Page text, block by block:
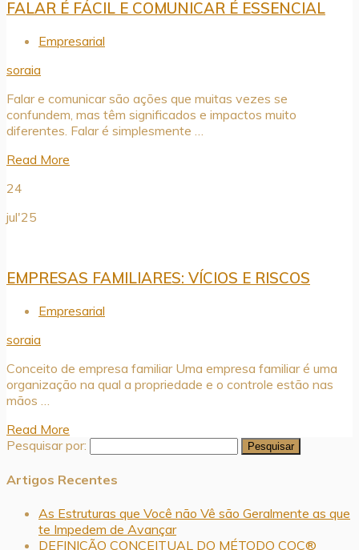
FALAR É FÁCIL E COMUNICAR É ESSENCIAL
Empresarial
soraia
Falar e comunicar são ações que muitas vezes se
confundem, mas têm significados e impactos muito
diferentes. Falar é simplesmente …
Read More
24
jul'25
EMPRESAS FAMILIARES: VÍCIOS E RISCOS
Empresarial
soraia
Conceito de empresa familiar Uma empresa familiar é uma
organização na qual a propriedade e o controle estão nas
mãos …
Read More
Pesquisar por:
Artigos Recentes
As Estruturas que Você não Vê são Geralmente as que
te Impedem de Avançar
DEFINIÇÃO CONCEITUAL DO MÉTODO COC®